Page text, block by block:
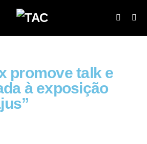
promove talk e
à exposição